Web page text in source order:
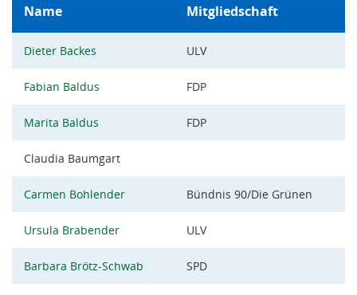
Name Mitgliedschaft
Dieter Backes ULV
Fabian Baldus FDP
Marita Baldus FDP
Claudia Baumgart
Carmen Bohlender Bündnis 90/Die Grünen
Ursula Brabender ULV
Barbara Brötz-Schwab SPD